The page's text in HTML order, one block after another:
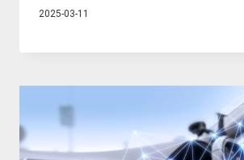
2025-03-11